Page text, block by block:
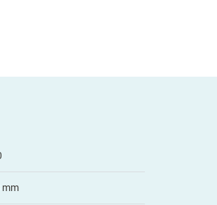
mm